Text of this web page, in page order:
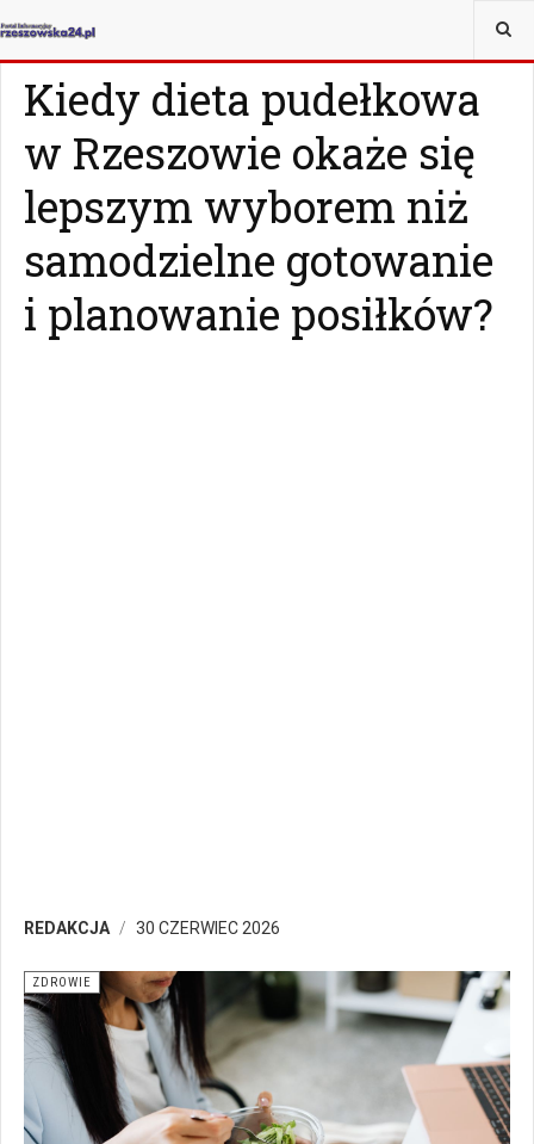
JESTEŚ TUTAJ:
Kiedy dieta pudełkowa
w Rzeszowie okaże się
lepszym wyborem niż
samodzielne gotowanie
i planowanie posiłków?
REDAKCJA 30 CZERWIEC 2026
ZDROWIE